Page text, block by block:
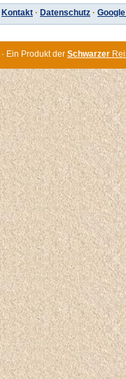
Kontakt · Datenschutz ·
· Ein Produkt der Schwarzer